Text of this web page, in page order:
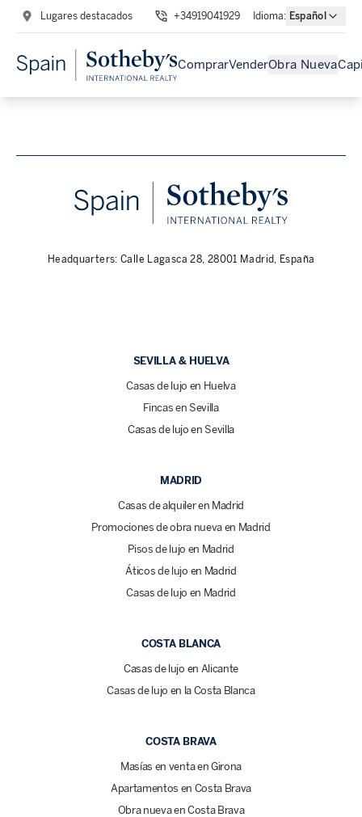
Lugares destacados +34919041929 Idioma: Español
ComprarVenderObra Nueva
Headquarters: Calle Lagasca 28, 28001 Madrid, España
SEVILLA & HUELVA
Casas de lujo en Huelva
Fincas en Sevilla
Casas de lujo en Sevilla
MADRID
Casas de alquiler en Madrid
Promociones de obra nueva en Madrid
Pisos de lujo en Madrid
Áticos de lujo en Madrid
Casas de lujo en Madrid
COSTA BLANCA
Casas de lujo en Alicante
Casas de lujo en la Costa Blanca
COSTA BRAVA
Masías en venta en Girona
Apartamentos en Costa Brava
Obra nueva en Costa Brava